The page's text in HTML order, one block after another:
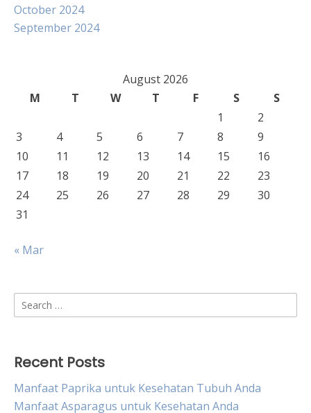
October 2024
September 2024
August 2026
M
T W T F S
S
1
2
3
4 5 6 7 8
9
10
11 12 13 14 15
16
17
18 19 20 21 22
23
24
25 26 27 28 29
30
31
« Mar
Search
for:
Recent Posts
Manfaat Paprika untuk Kesehatan Tubuh Anda
Manfaat Asparagus untuk Kesehatan Anda